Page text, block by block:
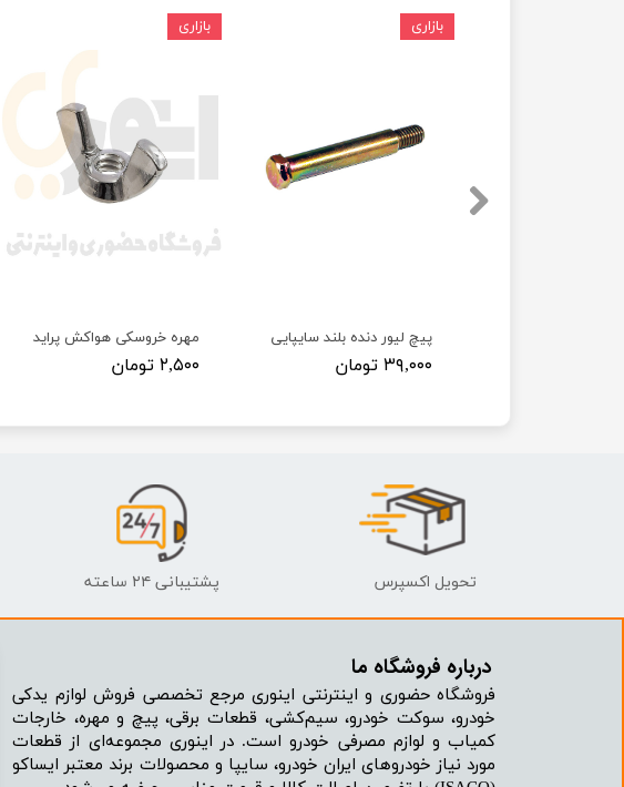
مهره خروسکی هواکش پراید
۲,۵۰۰ تومان
بازاری
پیچ لیور دنده بلند سایپایی
۳۹,۰۰۰ تومان
بازاری
فروشگاه حضوری و اینترنتی اینوری مرجع تخصصی فروش لوازم یدکی
خودرو، سوکت خودرو، سیم‌کشی، قطعات برقی، پیچ و مهره، خارجات
کمیاب و لوازم مصرفی خودرو است. در اینوری مجموعه‌ای از قطعات
مورد نیاز خودروهای ایران خودرو، سایپا و محصولات برند معتبر ایساکو
درباره فروشگاه ما​​​​​​​
تحویل اکسپرس پشتیبانی ۲۴ ساعته